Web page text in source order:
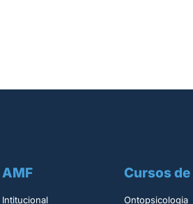
AMF
Intitucional
Cursos
Ontopsicologia ​